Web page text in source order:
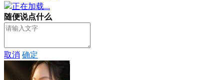
正在加载...
随便说点什么
取消 确定